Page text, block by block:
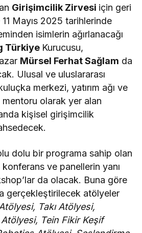
Girişimcilik Zirvesi için geri
11 Mayıs 2025 tarihlerinde
isimlerin ağırlanacağı
Türkiye Kurucusu,
Mürsel Ferhat Sağlam da
Ulusal ve uluslararası
merkezi, yatırım ağı ve
olarak yer alan
kişisel girişimcilik
dolu bir programa sahip olan
ve panellerin yanı
da olacak. Buna göre
gerçekleştirilecek atölyeler
Takı Atölyesi,
Tein Fikir Keşif